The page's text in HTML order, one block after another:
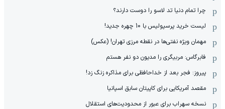
چرا تمام دنیا تد لاسو را دوست دارند؟
لیست خرید پرسپولیس با 10 چهره جدید!
مهمان‌ ویژه نفتی‌ها در نقطه مرزی تهران! (عکس)
فابرگاس: مربیگری را مدیون دو نفر هستم
پیروز: فجر بعد از خداحافظی برای مذاکره زنگ زد!
مقصد آمریکایی برای کاپیتان سابق اسپانیا
نسخه سهراب برای عبور از محدودیت‌های استقلال